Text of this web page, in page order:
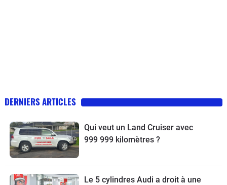
DERNIERS ARTICLES
Qui veut un Land Cruiser avec
999 999 kilomètres ?
Le 5 cylindres Audi a droit à une